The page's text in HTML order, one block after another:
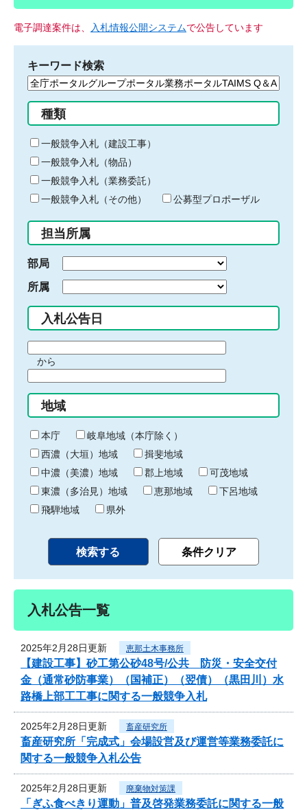
電子調達案件は、 入札情報公開システムで公告しています
キーワード検索
検
る
キ
ー
ワ
ー
ド
入
力
種類
一般競争入札（建設工事）
一般競争入札（物品）
一般競争入札（業務委託）
一般競争入札（その他）
公募型プロポーザル
担当所属
部局
所属
入札公告日
間
始
り
から
間
終
わ
り
地域
本庁
岐阜地域（本庁除く）
西濃（大垣）地域
揖斐地域
中濃（美濃）地域
郡上地域
可茂地域
東濃（多治見）地域
恵那地域
下呂地域
飛騨地域
県外
入札公告一覧
2025年2月28日更新 恵那土木事務所
【建設工事】砂工第公砂48号/公共 防災・安全交付
金（通常砂防事業）（国補正）（翌債）（黒田川）水
路橋上部工工事に関する一般競争入札
2025年2月28日更新 畜産研究所
畜産研究所「完成式」会場設営及び運営等業務委託に
関する一般競争入札公告
2025年2月28日更新 廃棄物対策課
「ぎふ食べきり運動」普及啓発業務委託に関する一般